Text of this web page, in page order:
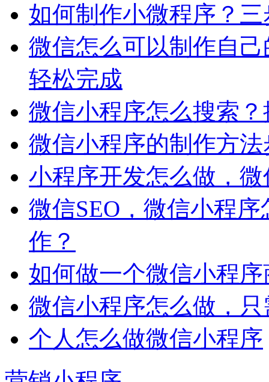
如何制作小微程序？
微信怎么可以制作自
轻松完成
微信小程序怎么搜索
微信小程序的制作方
小程序开发怎么做，
微信SEO，微信小程
作？
如何做一个微信小程序
微信小程序怎么做，
个人怎么做微信小程序